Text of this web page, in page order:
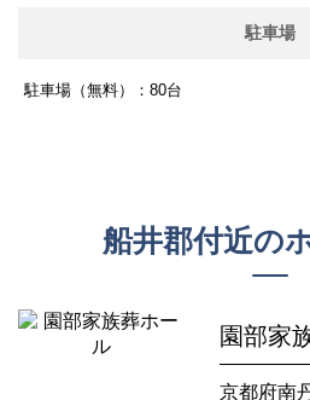
駐車場
駐車場（無料）：80台
船井郡付近の
園部家
京都府南